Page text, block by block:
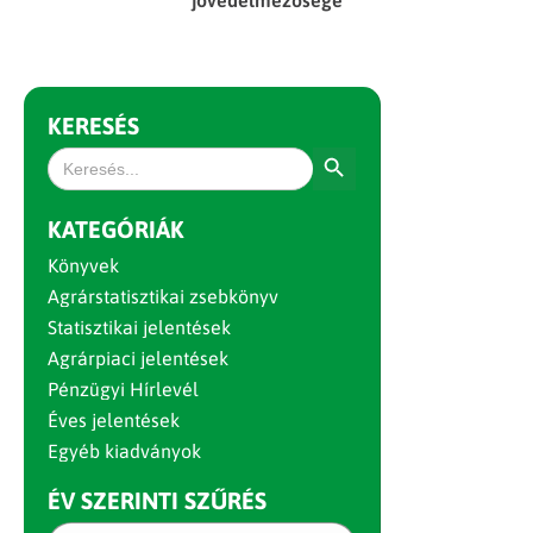
KERESÉS
Search
for:
KATEGÓRIÁK
Könyvek
Agrárstatisztikai zsebkönyv
Statisztikai jelentések
Agrárpiaci jelentések
Pénzügyi Hírlevél
Éves jelentések
Egyéb kiadványok
ÉV SZERINTI SZŰRÉS